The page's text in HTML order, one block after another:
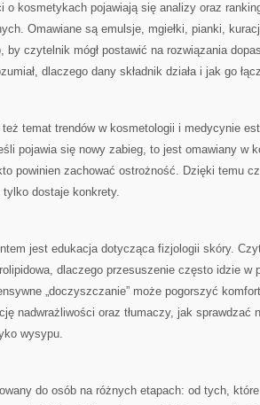
o kosmetykach pojawiają się analizy oraz
Omawiane są emulsje, mgiełki, pianki,
by czytelnik mógł postawić na rozwiązania
dlaczego dany składnik działa i jak go
temat trendów w kosmetologii i medycynie
pojawia się nowy zabieg, to jest omawiany w
powinien zachować ostrożność. Dzięki temu
dostaje konkrety.
jest edukacja dotycząca fizjologii skóry.
dlaczego przesuszenie często idzie w
„doczyszczanie” może pogorszyć
nadwrażliwości oraz tłumaczy, jak sprawdzać
wysypu.
do osób na różnych etapach: od tych,